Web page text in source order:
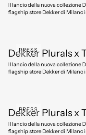
Il lancio della nuova collezione
flagship store Dekker di Milano
PRESS
Dekker Plurals x
Il lancio della nuova collezione
flagship store Dekker di Milano
PRESS
Dekker Plurals x
Il lancio della nuova collezione
flagship store Dekker di Milano